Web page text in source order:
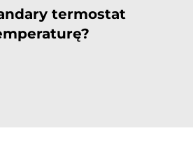
termostat